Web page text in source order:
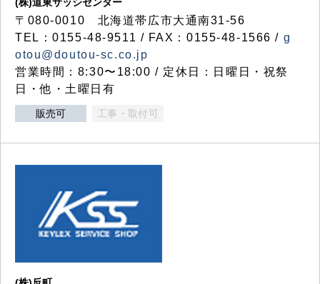
〒080-0010 北海道帯広市大通南31-56
TEL：0155-48-9511 / FAX：0155-48-1566 / g
otou@doutou-sc.co.jp
営業時間：8:30〜18:00 / 定休日：日曜日・祝祭
日・他・土曜日有
販売可 工事・取付可